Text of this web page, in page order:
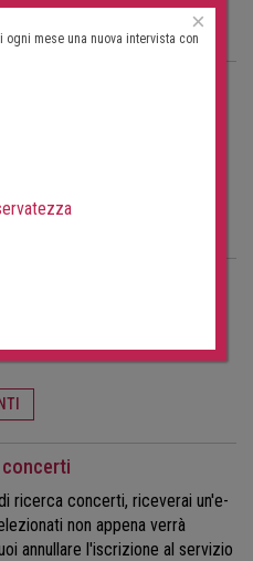
come rivista.
concerti?
da questo portale.
concerti
ricerca concerti, riceverai un'e-
non appena verrà
annullare l'iscrizione al servizio
×
mese una nuova intervista con